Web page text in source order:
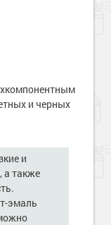
и черных
и
а также
эмаль